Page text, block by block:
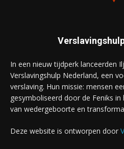
In een nieuw tijdperk lanceerden
Verslavingshulp Nederland, een
verslaving. Hun missie: mensen
gesymboliseerd door de Feniks
van wedergeboorte en
Deze website is ontworpen door